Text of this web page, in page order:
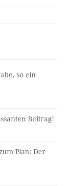
so ein
Beitrag!
Plan: Der